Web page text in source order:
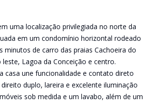
uma localização privilegiada no norte da
em um condomínio horizontal rodeado
de carro das praias Cachoeira do
Lagoa da Conceição e centro.
casa une funcionalidade e contato direto
duplo, lareira e excelente iluminação
sob medida e um lavabo, além de um